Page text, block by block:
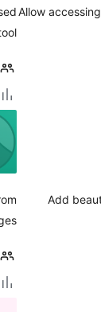
Allow
Add